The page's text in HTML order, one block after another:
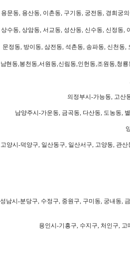
용문동, 용산동, 이촌동, 구기동, 궁전동, 경희궁
상수동, 상암동, 서교동, 성산동, 신수동, 신정동,
문정동, 방이동, 삼전동, 석촌동, 송파동, 신천동
남현동,봉천동,서원동,신림동,인헌동,조원동,청
의정부시-가능동, 고산
남양주시-가운동, 금곡동, 다산동, 도농동,
고양시-덕양구, 일산동구, 일산서구, 고양동, 관
성남시-분당구, 수정구, 중원구, 구미동, 궁내동,
용인시-기흥구, 수지구, 처인구,